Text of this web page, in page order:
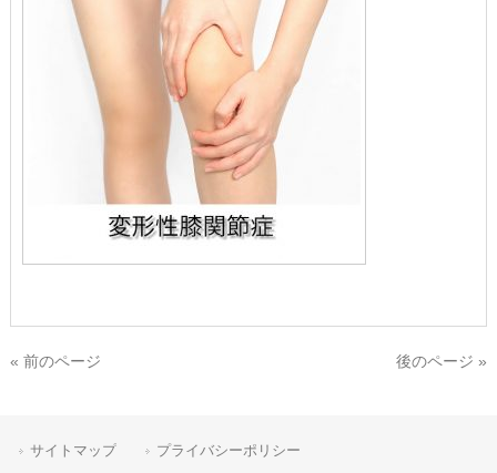
« 前のページ 後のページ »
サイトマップ プライバシーポリシー